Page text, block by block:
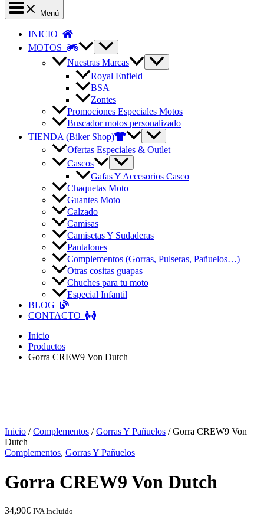
Menú
INICIO
MOTOS
Nuestras Marcas
Royal Enfield
BSA
Zontes
Promociones Especiales Motos
Buscador motos personalizado
TIENDA (Biker Shop)
Ofertas Especiales & Outlet
Cascos
Gafas Y Accesorios Casco
Chaquetas Moto
Guantes Moto
Calzado
Camisas
Camisetas Y Sudaderas
Pantalones
Complementos (Gorras, Pulseras, Pañuelos…)
Otras cositas guapas
Chuches para tu moto
Especial Infantil
BLOG
CONTACTO
Inicio
Productos
Gorra CREW9 Von Dutch
Inicio /Complementos /Gorras Y Pañuelos / Gorra CREW9 Von
Dutch
Complementos, Gorras Y Pañuelos
Gorra CREW9 Von Dutch
34,90€ IVA Incluido